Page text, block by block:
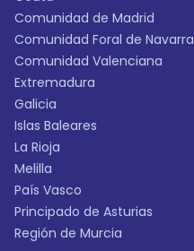
Comunidad de Madrid
Comunidad Foral de Navarra
Comunidad Valenciana
Extremadura
Galicia
Islas Baleares
La Rioja
Melilla
País Vasco
Principado de Asturias
Región de Murcia